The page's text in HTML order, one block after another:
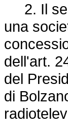
2. Il
una
dell'art.
del
di